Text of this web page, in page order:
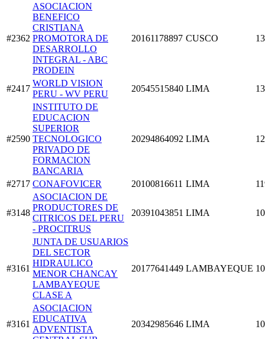
#2362
ASOCIACION
BENEFICO
CRISTIANA
PROMOTORA DE
DESARROLLO
INTEGRAL - ABC
PRODEIN
20161178897 CUSCO
#2417
WORLD VISION
PERU - WV PERU
20545515840 LIMA
#2590
INSTITUTO DE
EDUCACION
SUPERIOR
TECNOLOGICO
PRIVADO DE
FORMACION
BANCARIA
20294864092 LIMA
#2717 CONAFOVICER 20100816611 LIMA
#3148
ASOCIACION DE
PRODUCTORES DE
CITRICOS DEL PERU
- PROCITRUS
20391043851 LIMA
#3161
JUNTA DE USUARIOS
DEL SECTOR
HIDRAULICO
MENOR CHANCAY
LAMBAYEQUE
CLASE A
20177641449 LAMBAYEQUE
#3161
ASOCIACION
EDUCATIVA
ADVENTISTA
20342985646 LIMA